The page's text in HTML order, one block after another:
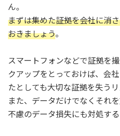
ん。
まずは集めた証拠を会社に消
おきましょう。
スマートフォンなどで証拠を
クアップをとっておけば、会
たとしても大切な証拠を失う
また、データだけでなくそれ
不慮のデータ損失にも対処する